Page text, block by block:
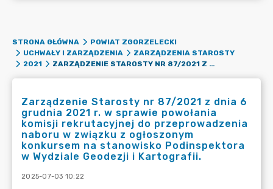
STRONA GŁÓWNA
POWIAT ZGORZELECKI
UCHWAŁY I ZARZĄDZENIA
ZARZĄDZENIA STAROSTY
2021
ZARZĄDZENIE STAROSTY NR 87/2021 Z DNIA 6 GRUDNIA 2021 R. W SPRAWIE POWOŁANIA KOMISJI REKRUTACYJNEJ DO PRZEPROWADZENIA NABORU W ZWIĄZKU Z OGŁOSZONYM KONKURSEM NA STANOWISKO PODINSPEKTORA W WYDZIALE GEODEZJI I KARTOGRAFII.
Zarządzenie Starosty nr 87/2021 z dnia 6
grudnia 2021 r. w sprawie powołania
komisji rekrutacyjnej do przeprowadzenia
naboru w związku z ogłoszonym
konkursem na stanowisko Podinspektora
w Wydziale Geodezji i Kartografii.
2025-07-03 10:22